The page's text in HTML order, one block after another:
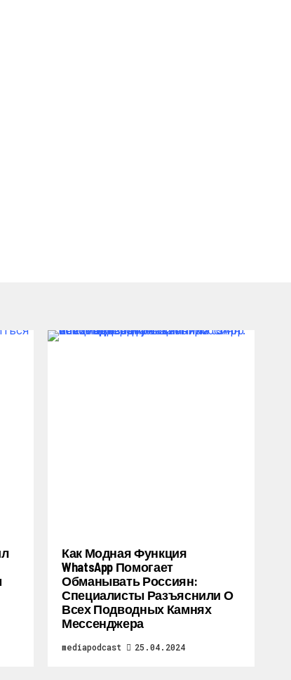
Как Модная Функция
WhatsApp Помогает
Обманывать Россиян:
Специалисты Разъяснили О
Всех Подводных Камнях
Мессенджера
mediapodcast 25.04.2024